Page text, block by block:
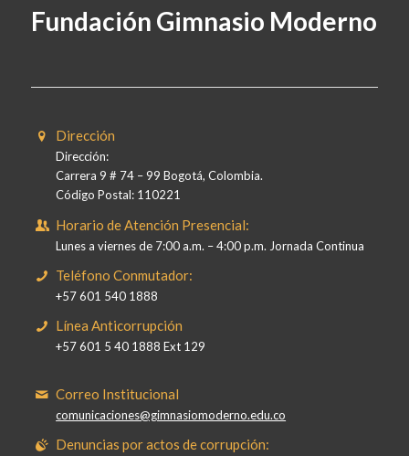
Fundación Gimnasio Moderno
Dirección
Dirección:
Carrera 9 # 74 – 99 Bogotá, Colombia.
Código Postal: 110221
Horario de Atención Presencial:
Lunes a viernes de 7:00 a.m. – 4:00 p.m. Jornada Continua
Teléfono Conmutador:
+57 601 540 1888
Línea Anticorrupción
+57 601 5 40 1888 Ext 129
Correo Institucional
comunicaciones@gimnasiomoderno.edu.co
Denuncias por actos de corrupción: